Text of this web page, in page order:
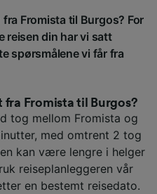
Fromista til Burgos? For
reisen din har vi satt
spørsmålene vi får fra
Fromista til Burgos?
tog mellom Fromista og
med omtrent 2 tog
kan være lengre i helger
reiseplanleggeren vår
en bestemt reisedato.